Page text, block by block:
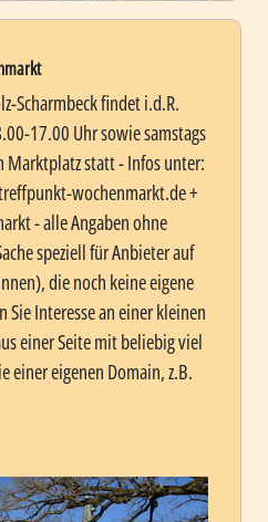
Scharmbeck findet i.d.R.
17.00 Uhr sowie samstags
Marktplatz statt - Infos unter:
wochenmarkt.de +
- alle Angaben ohne
speziell für Anbieter auf
die noch keine eigene
Sie Interesse an einer kleinen
einer Seite mit beliebig viel
einer eigenen Domain, z.B.